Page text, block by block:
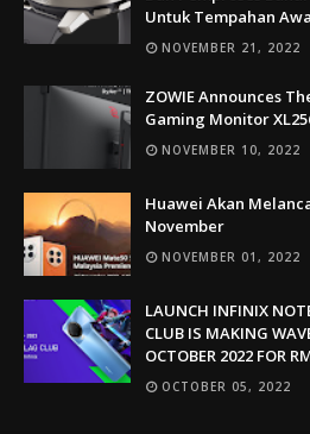
Untuk Tempahan
NOVEMBER 21, 2022
ZOWIE Announces
Gaming Monitor
NOVEMBER 10, 2022
Huawei Akan
November
NOVEMBER 01, 2022
LAUNCH INFINIX
CLUB IS MAKING
OCTOBER 2022 FOR
OCTOBER 05, 2022